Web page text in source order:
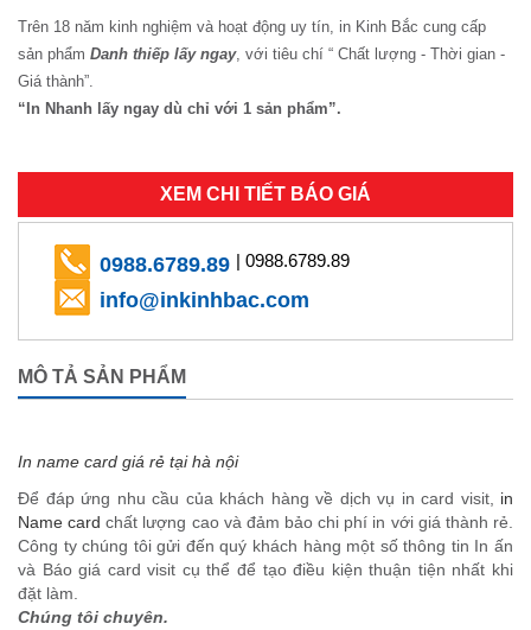
Trên 18 năm kinh nghiệm và hoạt động uy tín, in Kinh Bắc cung cấp
sản phẩm Danh thiếp lấy ngay, với tiêu chí “ Chất lượng - Thời gian -
Giá thành”.
“In Nhanh lấy ngay dù chỉ với 1 sản phẩm”.
XEM CHI TIẾT BÁO GIÁ
0988.6789.89 | 0988.6789.89
info@inkinhbac.com
MÔ TẢ SẢN PHẨM
In name card giá rẻ tại hà nội
Để đáp ứng nhu cầu của khách hàng về dịch vụ in card visit, in
Name card chất lượng cao và đảm bảo chi phí in với giá thành rẻ.
Công ty chúng tôi gửi đến quý khách hàng một số thông tin In ấn
và Báo giá card visit cụ thể để tạo điều kiện thuận tiện nhất khi
đặt làm.
Chúng tôi chuyên.